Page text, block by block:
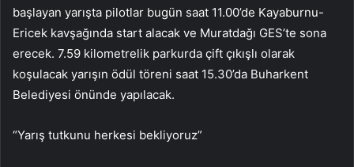
başlayan yarışta pilotlar bugün saat 11.00’de Kayaburnu-
Ericek kavşağında start alacak ve Muratdağı GES’te sona
erecek. 7.59 kilometrelik parkurda çift çıkışlı olarak
koşulacak yarışın ödül töreni saat 15.30’da Buharkent
Belediyesi önünde yapılacak.
“Yarış tutkunu herkesi bekliyoruz”